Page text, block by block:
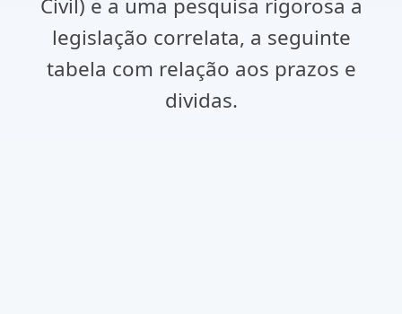
Civil) e a uma pesquisa rigorosa a
legislação correlata, a seguinte
tabela com relação aos prazos e
dividas.